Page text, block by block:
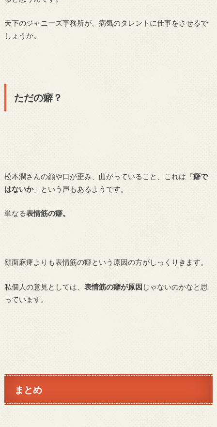
天下のジャニーズ事務所が、病気のタレントに仕事をさせるで
しょうか。
ただの癖？
松本潤さんの顔や口が歪み、曲がっていること、これは「癖で
はないか」という声もあるようです。
単なる表情筋の癖。
顔面麻痺よりも表情筋の癖という原因の方がしっくりきます。
私個人の意見としては、 表情筋の癖が原因 じゃないのかなと思
っています。
まとめ